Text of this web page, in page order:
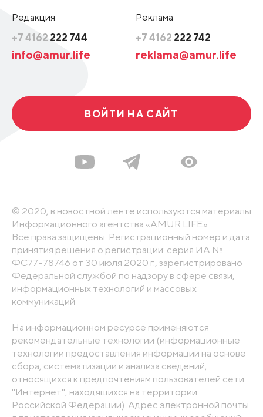
Редакция
+7 4162 222 744
info@amur.life
Реклама
+7 4162 222 742
reklama@amur.life
ВОЙТИ НА САЙТ
© 2020, в новостной ленте используются материалы
Информационного агентства «AMUR.LIFE».
Все права защищены. Регистрационный номер и дата
принятия решения о регистрации: серия ИА №
ФС77-78746 от 30 июля 2020 г., зарегистрировано
Федеральной службой по надзору в сфере связи,
информационных технологий и массовых
коммуникаций
На информационном ресурсе применяются
рекомендательные технологии (информационные
технологии предоставления информации на основе
сбора, систематизации и анализа сведений,
относящихся к предпочтениям пользователей сети
"Интернет", находящихся на территории
Российской Федерации). Адрес электронной почты